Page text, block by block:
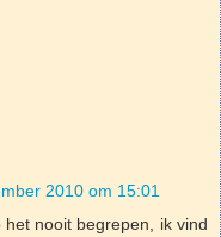
2010 om 15:01
nooit begrepen, ik vind